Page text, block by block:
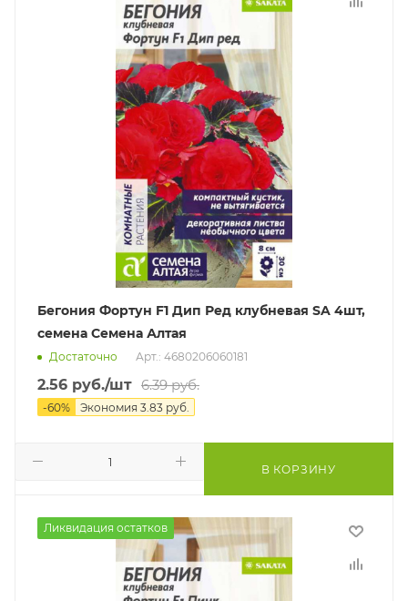
Бегония Фортун F1 Дип Ред клубневая SA 4шт,
семена Семена Алтая
Достаточно Арт.: 4680206060181
2.56 руб./шт 6.39руб.
-60% Экономия 3.83 руб.
В КОРЗИНУ
Ликвидация остатков